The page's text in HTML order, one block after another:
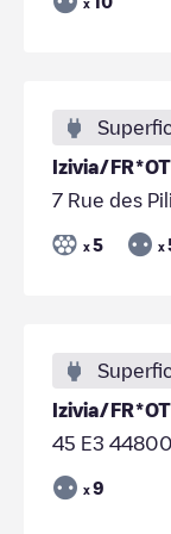
x
Izivia/
7 Rue des
x 5 x
Izivia/
45 E3 44800
x 9